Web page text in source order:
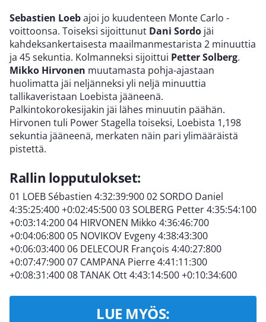
Sebastien Loebajoi jo kuudenteen Monte Carlo -
voittoonsa. Toiseksi sijoittunut Dani Sordo jäi
kahdeksankertaisesta maailmanmestarista 2 minuuttia
ja 45 sekuntia. Kolmanneksi sijoittui Petter Solberg.
Mikko Hirvonen muutamasta pohja-ajastaan
huolimatta jäi neljänneksi yli neljä minuuttia
tallikaveristaan Loebista jääneenä.
Palkintokorokesijakin jäi lähes minuutin päähän.
Hirvonen tuli Power Stagella toiseksi, Loebista 1,198
sekuntia jääneenä, merkaten näin pari ylimääräistä
pistettä.
Rallin lopputulokset:
01 LOEB Sébastien 4:32:39:900 02 SORDO Daniel
4:35:25:400 +0:02:45:500 03 SOLBERG Petter 4:35:54:100
+0:03:14:200 04 HIRVONEN Mikko 4:36:46:700
+0:04:06:800 05 NOVIKOV Evgeny 4:38:43:300
+0:06:03:400 06 DELECOUR François 4:40:27:800
+0:07:47:900 07 CAMPANA Pierre 4:41:11:300
+0:08:31:400 08 TANAK Ott 4:43:14:500 +0:10:34:600
LUE MYÖS: